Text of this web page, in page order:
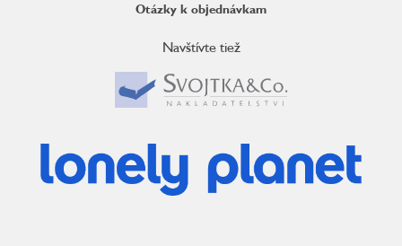
Otázky k objednávkam
Navštívte tiež